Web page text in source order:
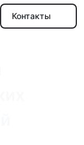
Контакты